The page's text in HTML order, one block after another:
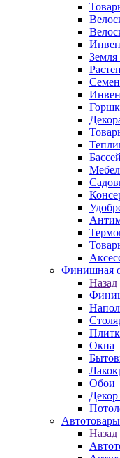
Земля
Финишная
Назад
Окна
Обои
Декор
Автотовары
Назад